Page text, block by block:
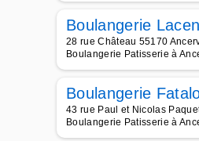
Boulangerie
28 rue Château 55170
Boulangerie Patisserie à
Boulangerie
43 rue Paul et Nicolas
Boulangerie Patisserie à